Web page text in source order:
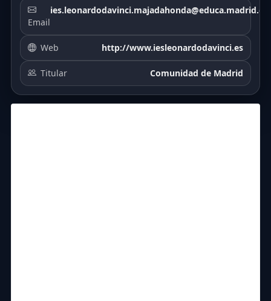
Email
Web http://www.iesleonardodavinci.es
Titular Comunidad de Madrid